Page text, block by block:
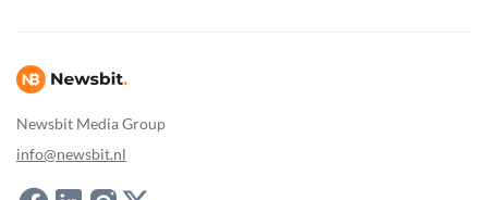
Newsbit Media Group
info@newsbit.nl